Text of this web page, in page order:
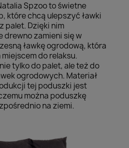
Spzoo to świetne
które chcą ulepszyć ławki
palet. Dzięki nim
drewno zamieni się w
ławkę ogrodową, która
do relaksu.
tylko do palet, ale też do
ogrodowych. Materiał
tej poduszki jest
można poduszkę
na ziemi.